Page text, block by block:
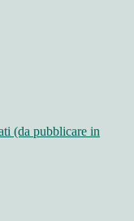
(da pubblicare in